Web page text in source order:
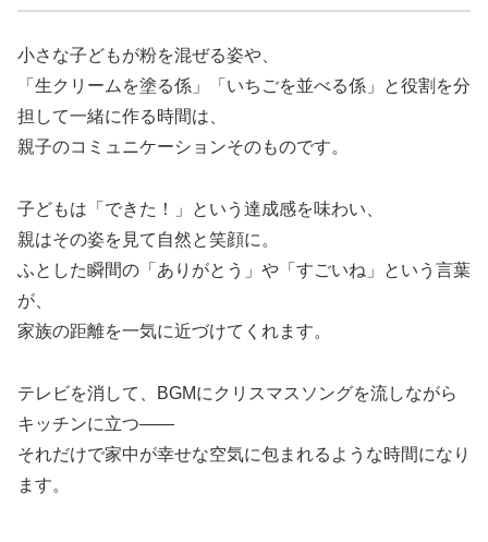
小さな子どもが粉を混ぜる姿や、
「生クリームを塗る係」「いちごを並べる係」と役割を分
担して一緒に作る時間は、
親子のコミュニケーションそのものです。
子どもは「できた！」という達成感を味わい、
親はその姿を見て自然と笑顔に。
ふとした瞬間の「ありがとう」や「すごいね」という言葉
が、
家族の距離を一気に近づけてくれます。
テレビを消して、BGMにクリスマスソングを流しながら
キッチンに立つ——
それだけで家中が幸せな空気に包まれるような時間になり
ます。